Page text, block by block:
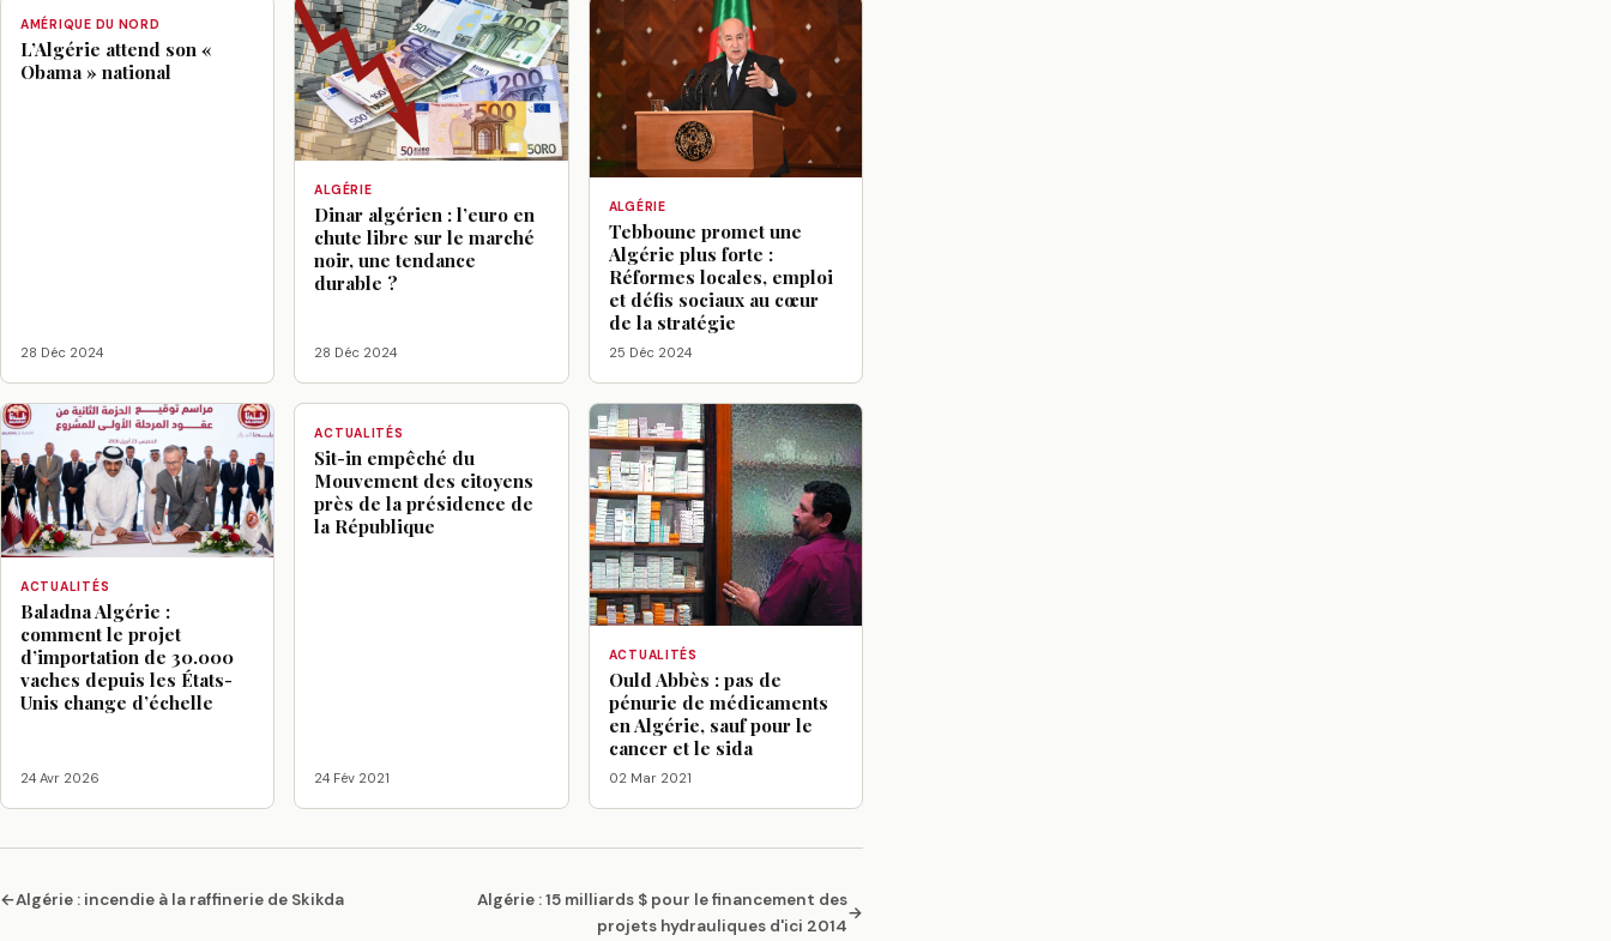
AMÉRIQUE DU NORD
L’Algérie attend son «
Obama » national
28 Déc 2024
ALGÉRIE
Dinar algérien : l’euro en
chute libre sur le marché
noir, une tendance
durable ?
28 Déc 2024
ALGÉRIE
Tebboune promet une
Algérie plus forte :
Réformes locales, emploi
et défis sociaux au cœur
de la stratégie
25 Déc 2024
ACTUALITÉS
Baladna Algérie :
comment le projet
d’importation de 30.000
vaches depuis les États-
Unis change d’échelle
24 Avr 2026
ACTUALITÉS
Sit-in empêché du
Mouvement des citoyens
près de la présidence de
la République
24 Fév 2021
ACTUALITÉS
Ould Abbès : pas de
pénurie de médicaments
en Algérie, sauf pour le
cancer et le sida
02 Mar 2021
←Algérie : incendie à la raffinerie de Skikda
Algérie : 15 milliards $ pour le financement des
projets hydrauliques d'ici 2014
→